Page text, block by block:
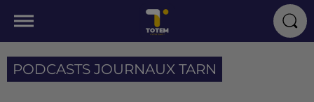
PODCASTS JOURNAUX TARN